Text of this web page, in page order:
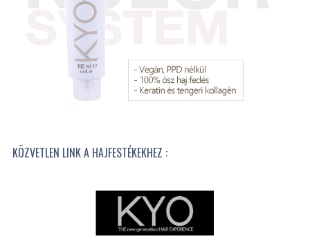
KÖZVETLEN LINK A HAJFESTÉKEKHEZ :